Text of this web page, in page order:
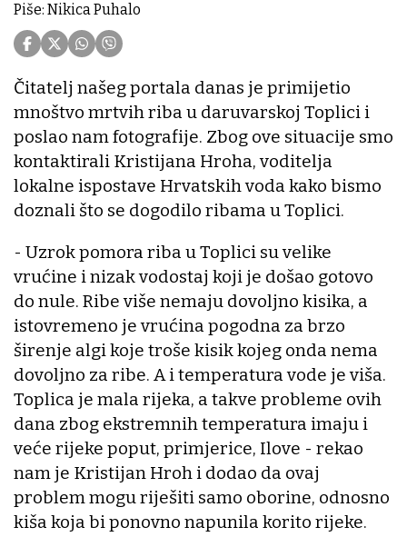
Piše: Nikica Puhalo
Čitatelj našeg portala danas je primijetio
mnoštvo mrtvih riba u daruvarskoj Toplici i
poslao nam fotografije. Zbog ove situacije smo
kontaktirali Kristijana Hroha, voditelja
lokalne ispostave Hrvatskih voda kako bismo
doznali što se dogodilo ribama u Toplici.
- Uzrok pomora riba u Toplici su velike
vrućine i nizak vodostaj koji je došao gotovo
do nule. Ribe više nemaju dovoljno kisika, a
istovremeno je vrućina pogodna za brzo
širenje algi koje troše kisik kojeg onda nema
dovoljno za ribe. A i temperatura vode je viša.
Toplica je mala rijeka, a takve probleme ovih
dana zbog ekstremnih temperatura imaju i
veće rijeke poput, primjerice, Ilove - rekao
nam je Kristijan Hroh i dodao da ovaj
problem mogu riješiti samo oborine, odnosno
kiša koja bi ponovno napunila korito rijeke.